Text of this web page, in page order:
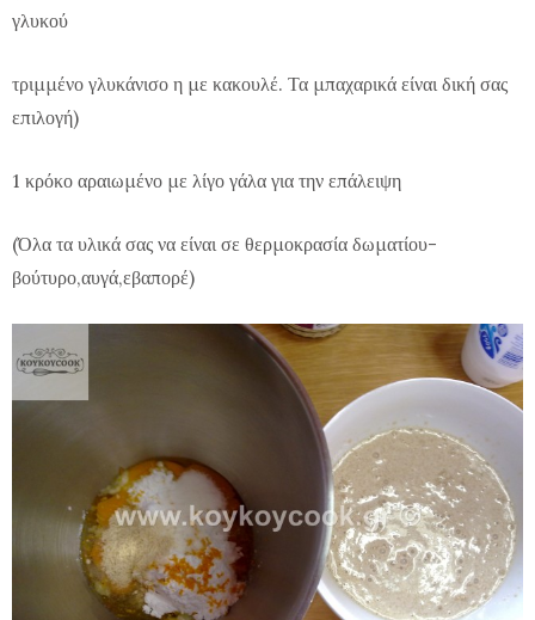
γλυκού
τριμμένο γλυκάνισο η με κακουλέ. Τα μπαχαρικά είναι δική σας
επιλογή)
1 κρόκο αραιωμένο με λίγο γάλα για την επάλειψη
(Όλα τα υλικά σας να είναι σε θερμοκρασία δωματίου-
βούτυρο,αυγά,εβαπορέ)